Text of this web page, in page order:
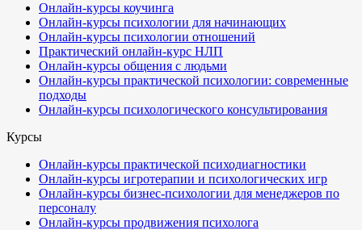
Онлайн-курсы коучинга
Онлайн-курсы психологии для начинающих
Онлайн-курсы психологии отношений
Практический онлайн-курс НЛП
Онлайн-курсы общения с людьми
Онлайн-курсы практической психологии: современные
подходы
Онлайн-курсы психологического консультирования
Курсы
Онлайн-курсы практической психодиагностики
Онлайн-курсы игротерапии и психологических игр
Онлайн-курсы бизнес-психологии для менеджеров по
персоналу
Онлайн-курсы продвижения психолога